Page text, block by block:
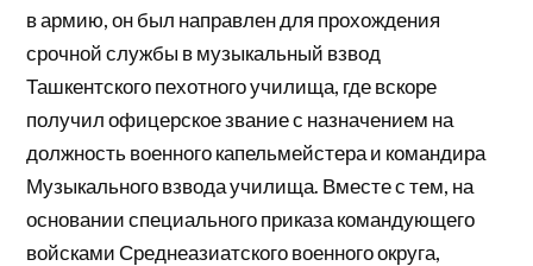
в армию, он был направлен для прохождения
срочной службы в музыкальный взвод
Ташкентского пехотного училища, где вскоре
получил офицерское звание с назначением на
должность военного капельмейстера и командира
Музыкального взвода училища. Вместе с тем, на
основании специального приказа командующего
войсками Среднеазиатского военного округа,